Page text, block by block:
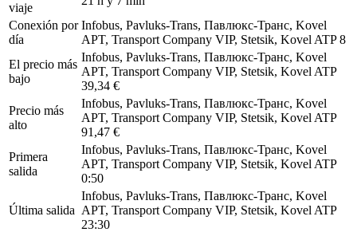
viaje
Conexión por
día
Infobus, Pavluks-Trans, Павлюкс-Транс, Kovel
APT, Transport Company VIP, Stetsik, Kovel ATP 8
El precio más
bajo
Infobus, Pavluks-Trans, Павлюкс-Транс, Kovel
APT, Transport Company VIP, Stetsik, Kovel ATP
39,34 €
Precio más
alto
Infobus, Pavluks-Trans, Павлюкс-Транс, Kovel
APT, Transport Company VIP, Stetsik, Kovel ATP
91,47 €
Primera
salida
Infobus, Pavluks-Trans, Павлюкс-Транс, Kovel
APT, Transport Company VIP, Stetsik, Kovel ATP
0:50
Última salida
Infobus, Pavluks-Trans, Павлюкс-Транс, Kovel
APT, Transport Company VIP, Stetsik, Kovel ATP
23:30